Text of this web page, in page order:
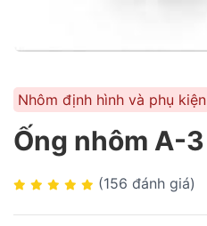
Nhôm định hình và phụ kiện
Ống nhôm A-3
(156 đánh giá)